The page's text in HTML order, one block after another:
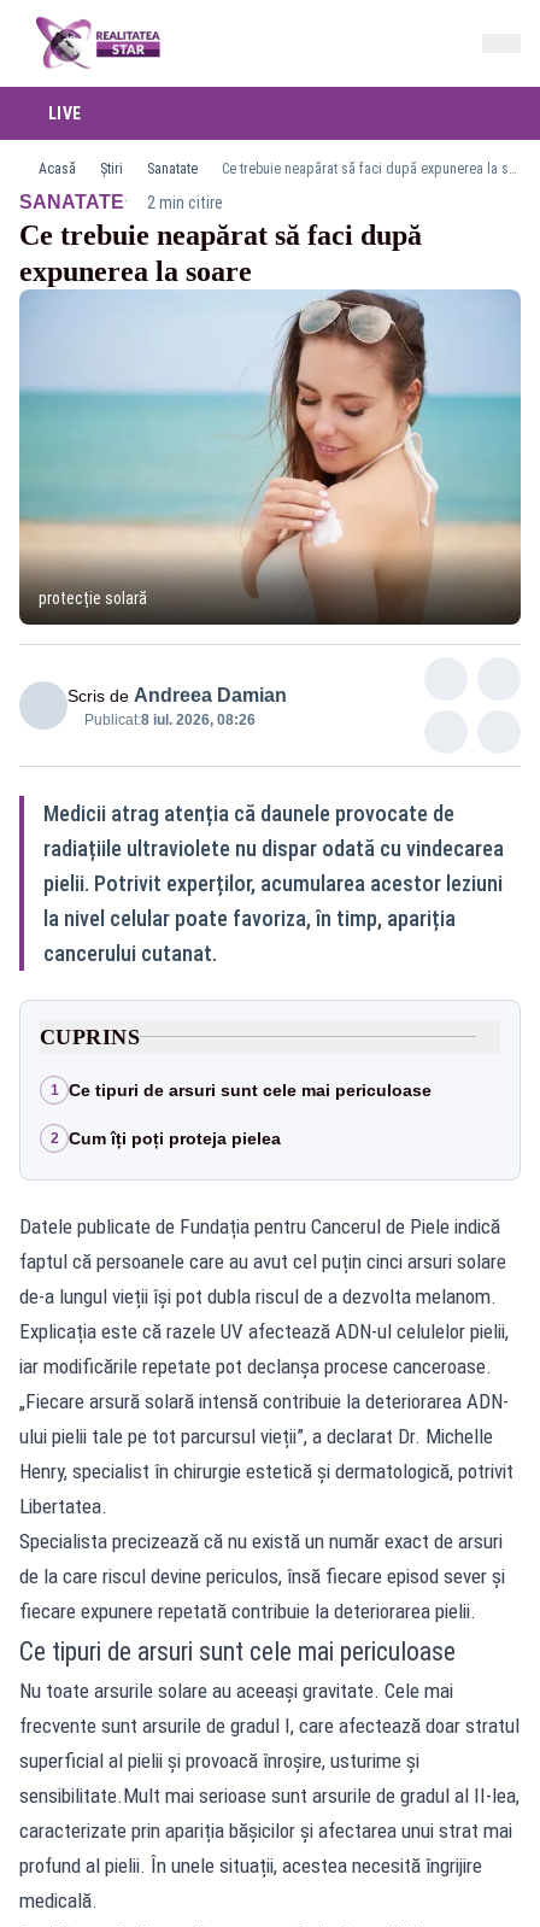
LIVE
Acasă Știri Sanatate Ce trebuie neapărat să faci după expunerea la soare
SANATATE· 2 min citire
Ce trebuie neapărat să faci după
expunerea la soare
protecție solară
Scris de Andreea Damian
Publicat:8 iul. 2026, 08:26
Medicii atrag atenția că daunele provocate de
radiațiile ultraviolete nu dispar odată cu vindecarea
pielii. Potrivit experților, acumularea acestor leziuni
la nivel celular poate favoriza, în timp, apariția
cancerului cutanat.
CUPRINS
1 Ce tipuri de arsuri sunt cele mai periculoase
2 Cum îți poți proteja pielea
Datele publicate de Fundația pentru Cancerul de Piele indică
faptul că persoanele care au avut cel puțin cinci arsuri solare
de-a lungul vieții își pot dubla riscul de a dezvolta melanom.
Explicația este că razele UV afectează ADN-ul celulelor pielii,
iar modificările repetate pot declanșa procese canceroase.
„Fiecare arsură solară intensă contribuie la deteriorarea ADN-
ului pielii tale pe tot parcursul vieții”, a declarat Dr. Michelle
Henry, specialist în chirurgie estetică și dermatologică, potrivit
Libertatea.
Specialista precizează că nu există un număr exact de arsuri
de la care riscul devine periculos, însă fiecare episod sever și
fiecare expunere repetată contribuie la deteriorarea pielii.
Ce tipuri de arsuri sunt cele mai periculoase
Nu toate arsurile solare au aceeași gravitate. Cele mai
frecvente sunt arsurile de gradul I, care afectează doar stratul
superficial al pielii și provoacă înroșire, usturime și
sensibilitate.Mult mai serioase sunt arsurile de gradul al II-lea,
caracterizate prin apariția bășicilor și afectarea unui strat mai
profund al pielii. În unele situații, acestea necesită îngrijire
medicală.